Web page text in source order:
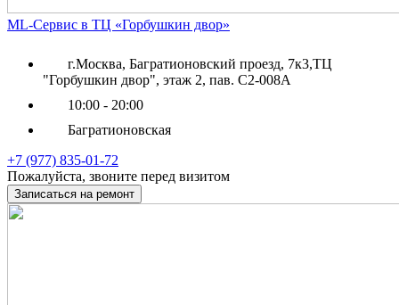
ML-Сервис в ТЦ «Горбушкин двор»
г.Москва, Багратионовский проезд, 7к3,ТЦ
"Горбушкин двор", этаж 2, пав. С2-008А
10:00 - 20:00
Багратионовская
+7 (977) 835-01-72
Пожалуйста, звоните перед визитом
Записаться на ремонт